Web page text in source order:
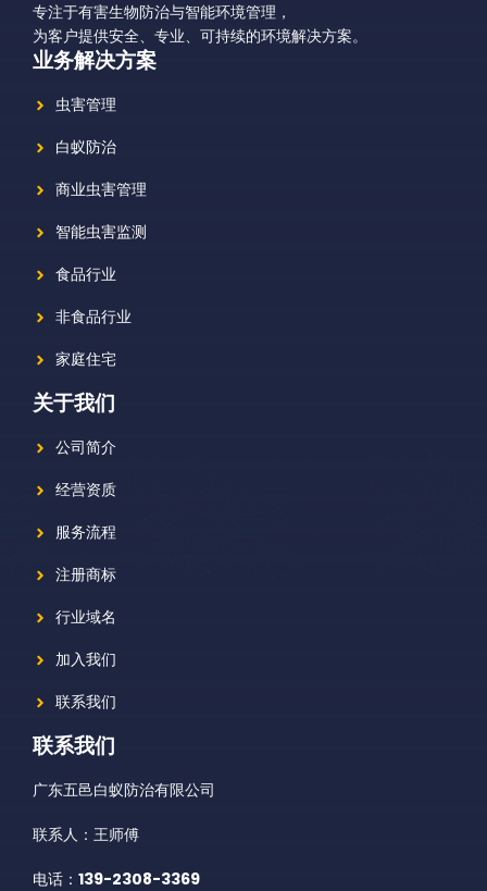
专注于有害生物防治与智能环境管理，
为客户提供安全、专业、可持续的环境解决方案。
业务解决方案
虫害管理
白蚁防治
商业虫害管理
智能虫害监测
食品行业
非食品行业
家庭住宅
关于我们
公司简介
经营资质
服务流程
注册商标
行业域名
加入我们
联系我们
联系我们
广东五邑白蚁防治有限公司
联系人：王师傅
电话： 139-2308-3369